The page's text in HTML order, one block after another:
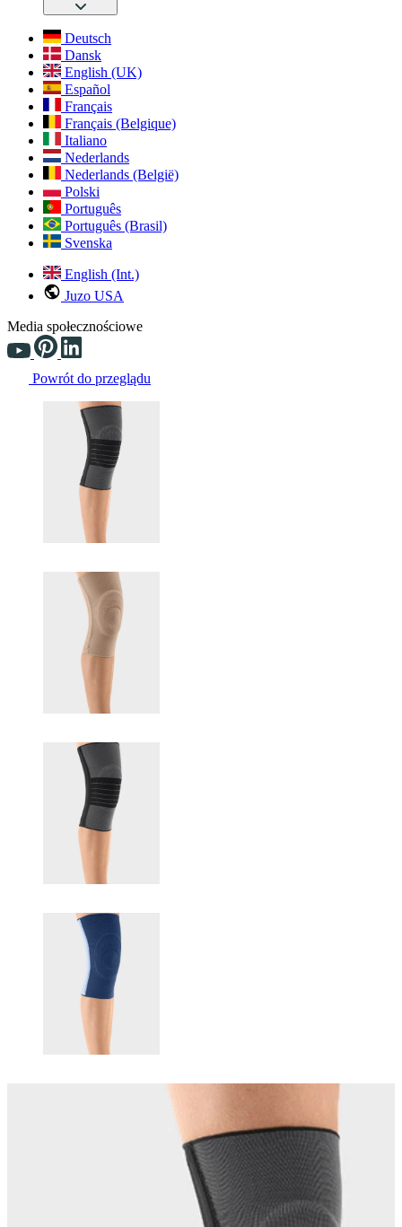
Deutsch
Dansk
English (UK)
Español
Français
Français (Belgique)
Italiano
Nederlands
Nederlands (België)
Polski
Português
Português (Brasil)
Svenska
English (Int.)
Juzo USA
Media społecznościowe
Powrót do przeglądu